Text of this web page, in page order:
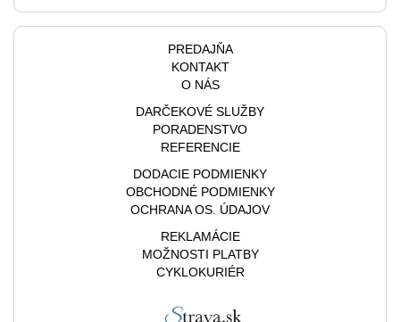
PREDAJŇA
KONTAKT
O NÁS
DARČEKOVÉ SLUŽBY
PORADENSTVO
REFERENCIE
DODACIE PODMIENKY
OBCHODNÉ PODMIENKY
OCHRANA OS. ÚDAJOV
REKLAMÁCIE
MOŽNOSTI PLATBY
CYKLOKURIÉR